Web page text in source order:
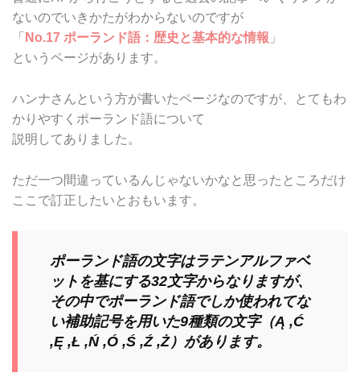
ないのでいきかたがわからないのですが
「 No.17 ポーランド語：歴史と基本的な情報 」
というページがあります。
ハンナさんという方が書いたページなのですが、とてもわ
かりやすくポーランド語について
説明してありました。
ただ一つ間違っているんじゃないかなと思ったところだけ
ここで訂正したいとおもいます。
ポーランド語の文字はラテンアルファベ
ットを基にする32文字からなりますが、
その中でポーランド語でしか使われてな
い補助記号を用いた9種類の文字（Ą ,Ć
,Ę ,Ł ,Ń ,Ó ,Ś ,Ź ,Ż）があります。